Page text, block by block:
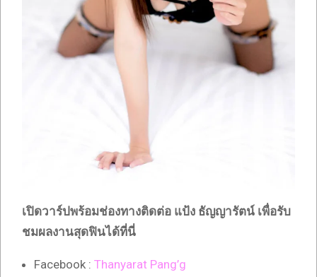
เปิดวาร์ปพร้อมช่องทางติดต่อ แป้ง ธัญญารัตน์ เพื่อรับ
ชมผลงานสุดฟินได้ที่นี่
Facebook : Thanyarat Pang’g